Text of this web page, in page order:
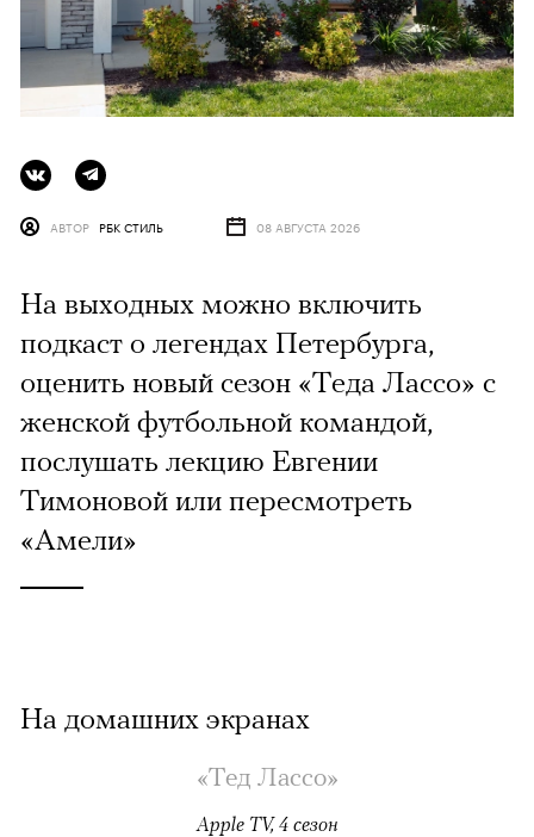
АВТОР РБК СТИЛЬ 08 АВГУСТА 2026
На выходных можно включить
подкаст о легендах Петербурга,
оценить новый сезон «Теда Лассо» с
женской футбольной командой,
послушать лекцию Евгении
Тимоновой или пересмотреть
«Амели»
На домашних экранах
«Тед Лассо»
Apple TV, 4 сезон